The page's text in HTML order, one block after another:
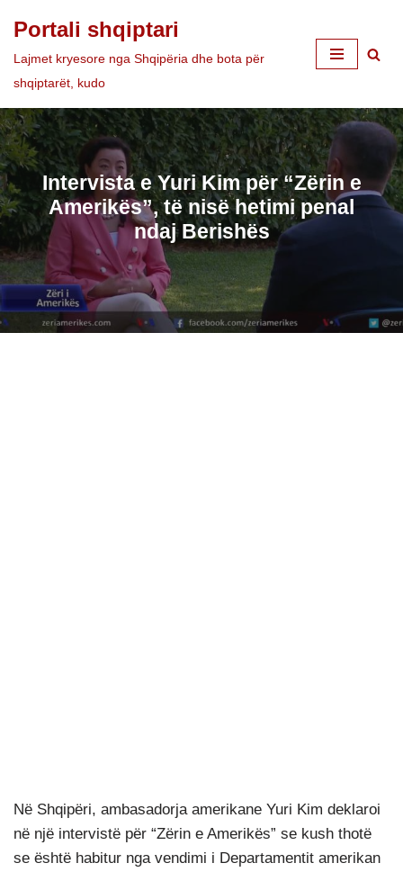
Skip
to
Portali shqiptari
Lajmet kryesore nga Shqipëria dhe bota për
shqiptarët, kudo
Intervista e Yuri Kim për “Zërin e
Amerikës”, të nisë hetimi penal
ndaj Berishës
Në Shqipëri, ambasadorja amerikane Yuri Kim deklaroi
në një intervistë për “Zërin e Amerikës” se kush thotë
se është habitur nga vendimi i Departamentit amerikan